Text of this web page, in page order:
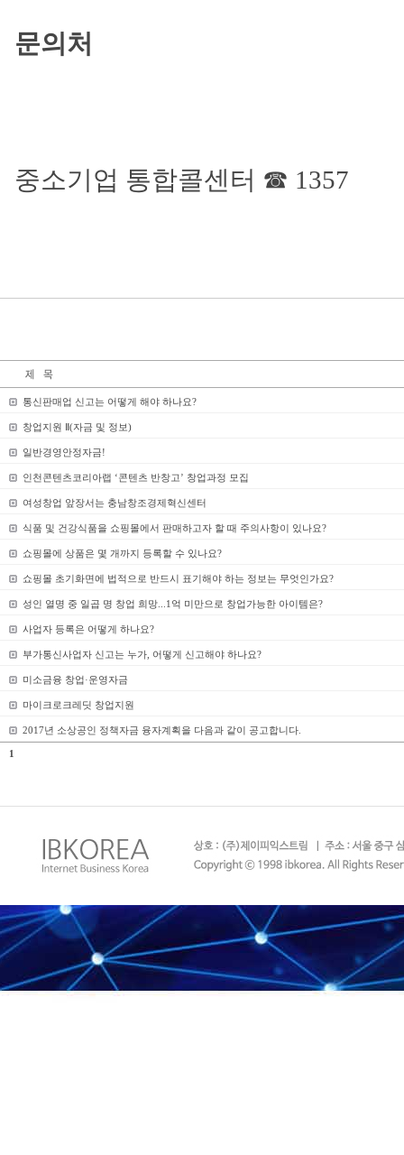
문의처
중소기업 통합콜센터 ☎ 1357
통신판매업 신고는 어떻게 해야 하나요?
창업지원 Ⅱ(자금 및 정보)
일반경영안정자금!
인천콘텐츠코리아랩 ‘콘텐츠 반창고’ 창업과정 모집
여성창업 앞장서는 충남창조경제혁신센터
식품 및 건강식품을 쇼핑몰에서 판매하고자 할 때 주의사항이 있나요?
쇼핑몰에 상품은 몇 개까지 등록할 수 있나요?
쇼핑몰 초기화면에 법적으로 반드시 표기해야 하는 정보는 무엇인가요?
성인 열명 중 일곱 명 창업 희망...1억 미만으로 창업가능한 아이템은?
사업자 등록은 어떻게 하나요?
부가통신사업자 신고는 누가, 어떻게 신고해야 하나요?
미소금융 창업·운영자금
마이크로크레딧 창업지원
2017년 소상공인 정책자금 융자계획을 다음과 같이 공고합니다.
1